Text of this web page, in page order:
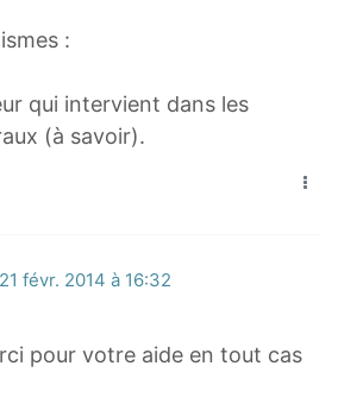
:
qui intervient dans les
(à savoir).
21 févr. 2014 à 16:32
pour votre aide en tout cas